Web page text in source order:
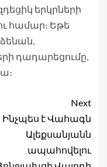
երկրների
համար։ Եթե
դադարեցումը,
Next
Ինչպես է Վահագն
Ալեքսանյանն
ապահովելու